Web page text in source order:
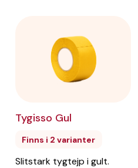
Tygisso Gul
Finns i 2 varianter
Slitstark tygtejp i gult.